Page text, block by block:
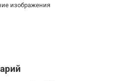
изображения